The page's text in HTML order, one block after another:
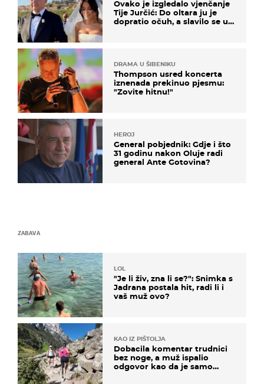
Ovako je izgledalo vjenčanje
Tije Jurčić: Do oltara ju je
dopratio očuh, a slavilo se uz
DRAMA U ŠIBENIKU
Thompson usred koncerta
iznenada prekinuo pjesmu:
"Zovite hitnu!"
HEROJ
General pobjednik: Gdje i što
31 godinu nakon Oluje radi
general Ante Gotovina?
ZABAVA
LOL
"Je li živ, zna li se?": Snimka s
Jadrana postala hit, radi li i
vaš muž ovo?
KAO IZ PIŠTOLJA
Dobacila komentar trudnici
bez noge, a muž ispalio
odgovor kao da je samo